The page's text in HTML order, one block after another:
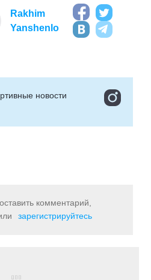
Rakhim
Yanshenlo
новости
комментарий,
зарегистрируйтесь